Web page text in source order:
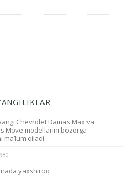
Chevrolet Damas Max va
Move modellarini bozorga
qiladi
yaxshiroq